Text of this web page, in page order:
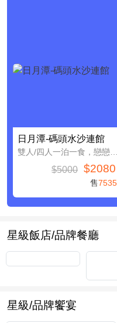
日月潭-碼頭水沙連館
$5000 $2080
售7535
星級飯店/品牌餐廳
星級/品牌饗宴